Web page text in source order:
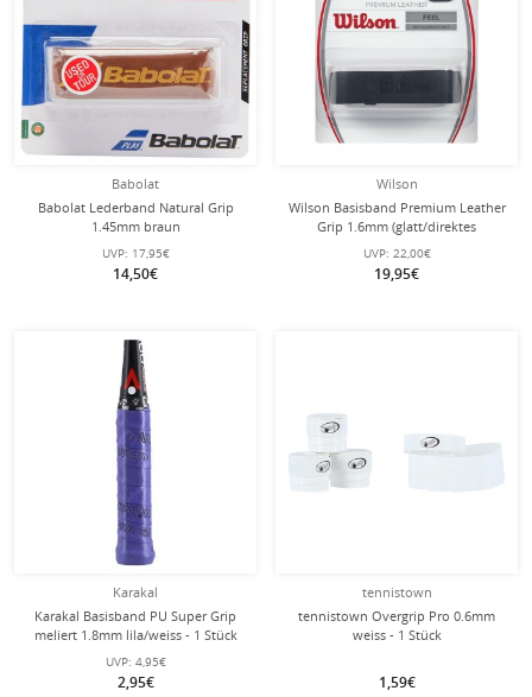
Babolat
Babolat Lederband Natural Grip
1.45mm braun
UVP: 17,95€
14,50€
Wilson
Wilson Basisband Premium Leather
Grip 1.6mm (glatt/direktes
Griffgefühl) schwarz - 1 Stück
UVP: 22,00€
19,95€
Karakal
Karakal Basisband PU Super Grip
meliert 1.8mm lila/weiss - 1 Stück
UVP: 4,95€
2,95€
tennistown
tennistown Overgrip Pro 0.6mm
weiss - 1 Stück
1,59€